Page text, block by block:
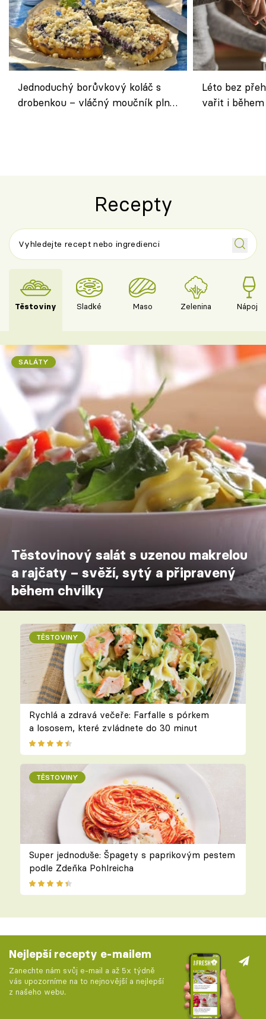
Jednoduchý borůvkový koláč s
drobenkou – vláčný moučník plný
Léto bez
vařit i
Recepty
Těstoviny Sladké Maso Zelenina Nápoje
SALÁTY
Těstovinový salát s uzenou makrelou
a rajčaty – svěží, sytý a připravený
během chvilky
TĚSTOVINY
Rychlá a zdravá večeře: Farfalle s pórkem
a lososem, které zvládnete do 30 minut
TĚSTOVINY
Super jednoduše: Špagety s paprikovým pestem
podle Zdeňka Pohlreicha
Nejlepší recepty e-mailem
Zanechte nám svůj e-mail a až 5x týdně
vás upozorníme na to nejnovější a nejlepší
z našeho webu.